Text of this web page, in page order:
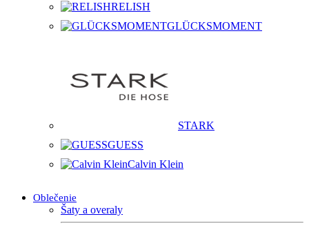
RELISH
GLÜCKSMOMENT
STARK
GUESS
Calvin Klein
Oblečenie
Šaty a overaly